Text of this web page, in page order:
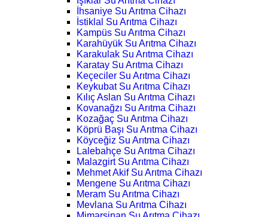
İhsaniye Su Arıtma Cihazı
İstiklal Su Arıtma Cihazı
Kampüs Su Arıtma Cihazı
Karahüyük Su Arıtma Cihazı
Karakulak Su Arıtma Cihazı
Karatay Su Arıtma Cihazı
Keçeciler Su Arıtma Cihazı
Keykubat Su Arıtma Cihazı
Kılıç Aslan Su Arıtma Cihazı
Kovanağzı Su Arıtma Cihazı
Kozağaç Su Arıtma Cihazı
Köprü Başı Su Arıtma Cihazı
Köyceğiz Su Arıtma Cihazı
Lalebahçe Su Arıtma Cihazı
Malazgirt Su Arıtma Cihazı
Mehmet Akif Su Arıtma Cihazı
Mengene Su Arıtma Cihazı
Meram Su Arıtma Cihazı
Mevlana Su Arıtma Cihazı